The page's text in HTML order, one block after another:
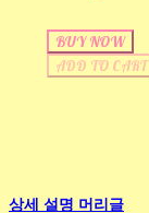
BUY NOW
ADD TO CART
상세 설명 머리글